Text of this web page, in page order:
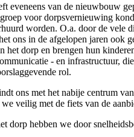
eveneens van de nieuwbouw
voor dorpsvernieuwing
worden. O.a. door de vele
ons in de afgelopen jaren ook
het dorp en brengen hun
- en infrastructuur,
rol.
ons met het nabije centrum
veilig met de fiets van de
dorp hebben we door